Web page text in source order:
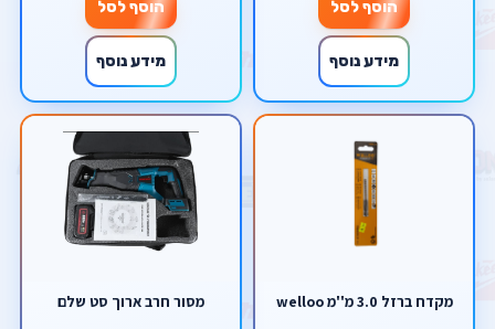
הוסף לסל
מידע נוסף
הוסף לסל
מידע נוסף
מקדח ברזל 3.0 מ''מ welloo מסור חרב ארוך סט שלם